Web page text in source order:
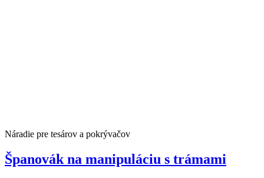
Náradie pre tesárov a pokrývačov
Španovák na manipuláciu s trámami